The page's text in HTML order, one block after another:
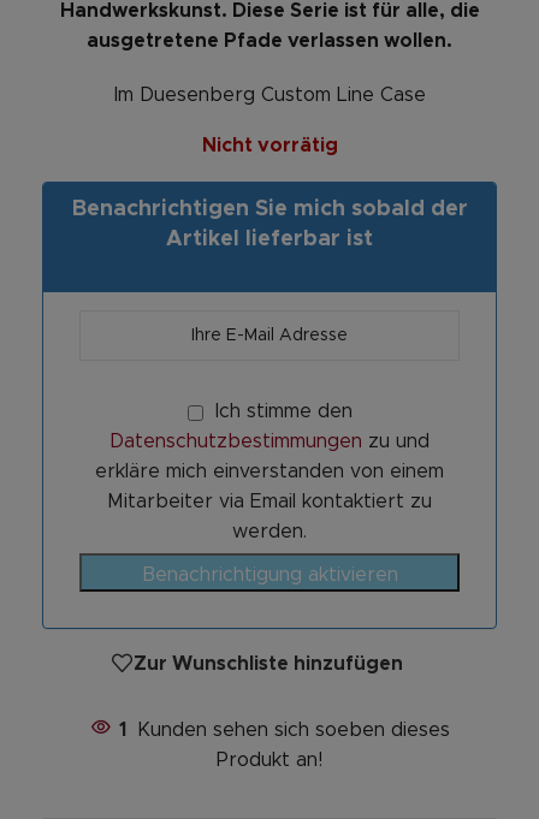
Handwerkskunst. Diese Serie ist für alle, die
ausgetretene Pfade verlassen wollen.
Im Duesenberg Custom Line Case
Nicht vorrätig
Benachrichtigen Sie mich sobald der
Artikel lieferbar ist
Ich stimme den
Datenschutzbestimmungen zu und
erkläre mich einverstanden von einem
Mitarbeiter via Email kontaktiert zu
werden.
Benachrichtigung aktivieren
Zur Wunschliste hinzufügen
1
Kunden sehen sich soeben dieses
Produkt an!